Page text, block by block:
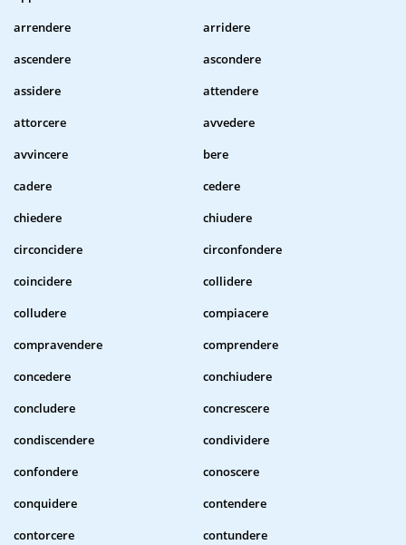
arrendere
arridere
ascendere
ascondere
assidere
attendere
attorcere
avvedere
avvincere
bere
cadere
cedere
chiedere
chiudere
circoncidere
circonfondere
coincidere
collidere
colludere
compiacere
compravendere
comprendere
concedere
conchiudere
concludere
concrescere
condiscendere
condividere
confondere
conoscere
conquidere
contendere
contorcere
contundere